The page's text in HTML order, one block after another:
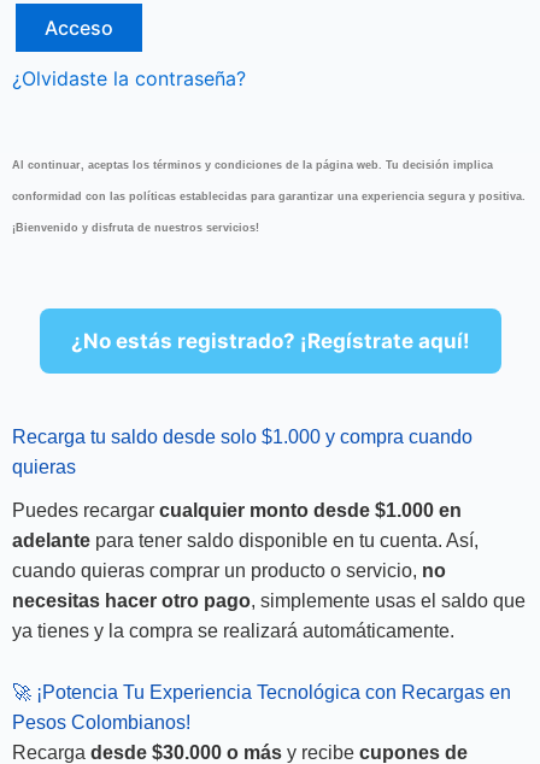
Acceso
¿Olvidaste la contraseña?
Al continuar, aceptas los términos y condiciones de la página web. Tu decisión implica
conformidad con las políticas establecidas para garantizar una experiencia segura y positiva.
¡Bienvenido y disfruta de nuestros servicios!
¿No estás registrado? ¡Regístrate aquí!
Recarga tu saldo desde solo $1.000 y compra cuando
quieras
Puedes recargar cualquier monto desde $1.000 en
adelante para tener saldo disponible en tu cuenta. Así,
cuando quieras comprar un producto o servicio, no
necesitas hacer otro pago, simplemente usas el saldo que
ya tienes y la compra se realizará automáticamente.
🚀 ¡Potencia Tu Experiencia Tecnológica con Recargas en
Pesos Colombianos!
Recarga desde $30.000 o más y recibe cupones de